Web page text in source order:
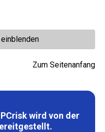
Zum Seitenanfang
wird von der